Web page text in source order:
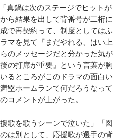
真鍋は次のステージでヒットが
ら結果を出して背番号が二桁に
で再契約って、制度としてはふ
マを見て『まだやれる、はい上
のメッセージだと分かった気が
の打席が重要』という言葉が胸
るところがこのドラマの面白い
塁ホームランて何だろうなって
コメントが上がった。
歌を歌うシーンで泣いた」「図
は別として、応援歌が選手の背